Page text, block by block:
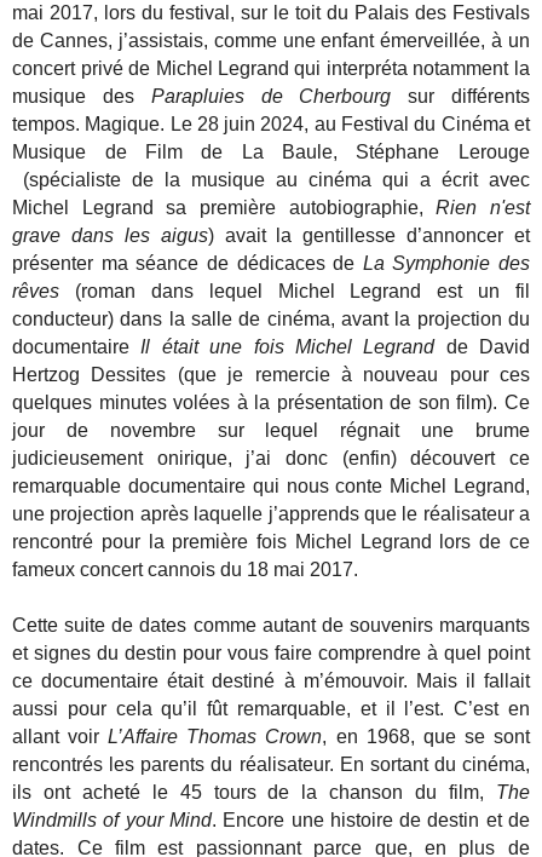
mai 2017, lors du festival, sur le toit du Palais des Festivals
de Cannes, j’assistais, comme une enfant émerveillée, à un
concert privé de Michel Legrand qui interpréta notamment la
musique des Parapluies de Cherbourg sur différents
tempos. Magique. Le 28 juin 2024, au Festival du Cinéma et
Musique de Film de La Baule, Stéphane Lerouge
(spécialiste de la musique au cinéma qui a écrit avec
Michel Legrand sa première autobiographie,Rien n'est
grave dans les aigus) avait la gentillesse d’annoncer et
présenter ma séance de dédicaces de La Symphonie des
rêves (roman dans lequel Michel Legrand est un fil
conducteur) dans la salle de cinéma, avant la projection du
documentaire Il était une fois Michel Legrand de David
Hertzog Dessites (que je remercie à nouveau pour ces
quelques minutes volées à la présentation de son film). Ce
jour de novembre sur lequel régnait une brume
judicieusement onirique, j’ai donc (enfin) découvert ce
remarquable documentaire qui nous conte Michel Legrand,
une projection après laquelle j’apprends que le réalisateur a
rencontré pour la première fois Michel Legrand lors de ce
fameux concert cannois du 18 mai 2017.
Cette suite de dates comme autant de souvenirs marquants
et signes du destin pour vous faire comprendre à quel point
ce documentaire était destiné à m’émouvoir. Mais il fallait
aussi pour cela qu’il fût remarquable, et il l’est. C’est en
allant voirL’Affaire Thomas Crown, en 1968, que se sont
rencontrés les parents du réalisateur. En sortant du cinéma,
ils ont acheté le 45 tours de la chanson du film, The
Windmills of your Mind. Encore une histoire de destin et de
dates. Ce film est passionnant parce que, en plus de